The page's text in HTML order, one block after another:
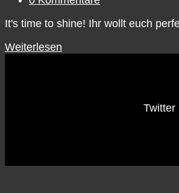
It's time to shine! Ihr wollt euch
Weiterlesen
Twitter